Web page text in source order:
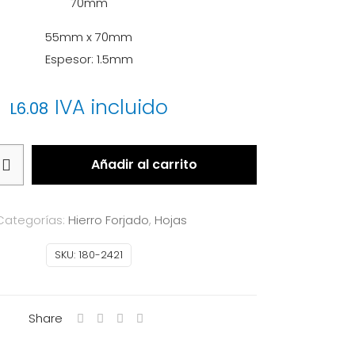
55mm x 70mm
Espesor: 1.5mm
L6.08 IVA incluido
Añadir al carrito
SKU: 180-2421
Hierro Forjado, Hojas
Share